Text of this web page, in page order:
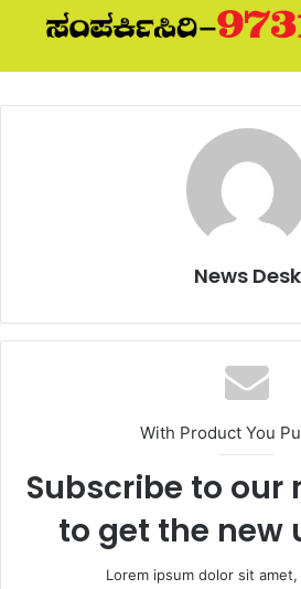
News Desk
With Product You
Subscribe to
to get the new
Lorem ipsum dolor sit